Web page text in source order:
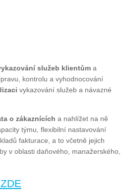
služeb klientům a
kontrolu a vyhodnocování
vykazování služeb a návazné
o zákaznících a nahlížet na ně
týmu, flexibilní nastavování
fakturace, a to včetně jejich
v oblasti daňového, manažerského,